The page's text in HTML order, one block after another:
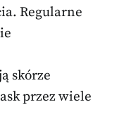
Regularne
skórze
przez wiele